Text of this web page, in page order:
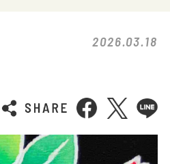
2026.03.18